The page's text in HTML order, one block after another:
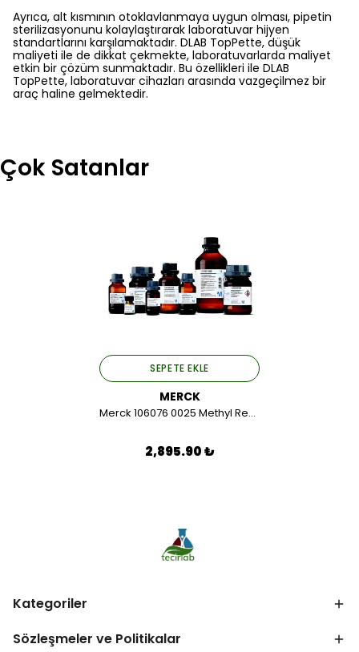
Ayrıca, alt kısmının otoklavlanmaya uygun olması, pipetin
sterilizasyonunu kolaylaştırarak laboratuvar hijyen
standartlarını karşılamaktadır. DLAB TopPette, düşük
maliyeti ile de dikkat çekmekte, laboratuvarlarda maliyet
etkin bir çözüm sunmaktadır. Bu özellikleri ile DLAB
TopPette, laboratuvar cihazları arasında vazgeçilmez bir
araç haline gelmektedir.
Çok Satanlar
SEPETE EKLE
MERCK
Merck 106076 0025 Methyl Red (C.i. 13020) indicator Acs,Reag. Ph Eur 25 GR.
2,895.90 ₺
Kategoriler
Sözleşmeler ve Politikalar